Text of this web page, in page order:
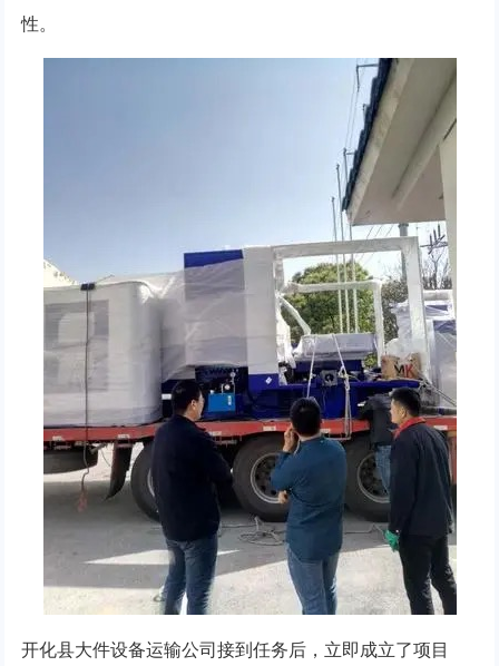
性。
开化县大件设备运输公司接到任务后，立即成立了项目